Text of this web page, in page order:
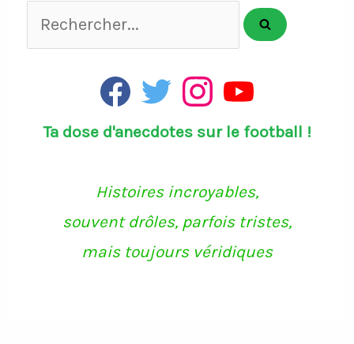
Rechercher...
F
a
e
T
t
I
n
t
m
Y
T
Ta dose d'anecdotes sur le football !
Histoires incroyables,
souvent drôles, parfois tristes,
mais toujours véridiques